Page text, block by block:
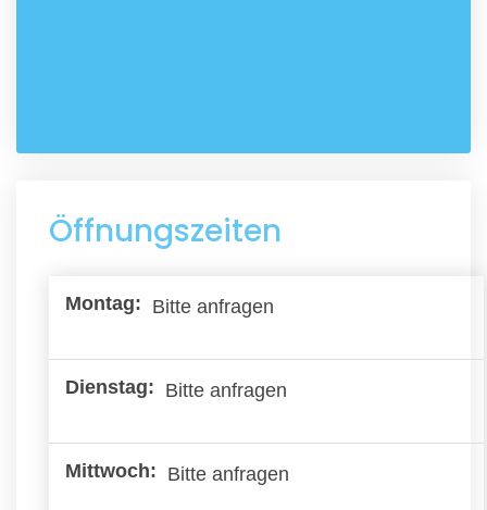
Öffnungszeiten
Bitte anfragen
Bitte anfragen
Bitte anfragen